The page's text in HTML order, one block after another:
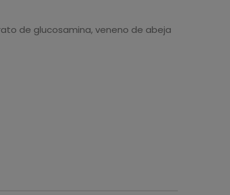
de glucosamina, veneno de abeja